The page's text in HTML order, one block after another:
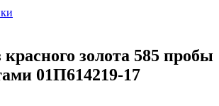
золота 585 пробы
01П614219-17